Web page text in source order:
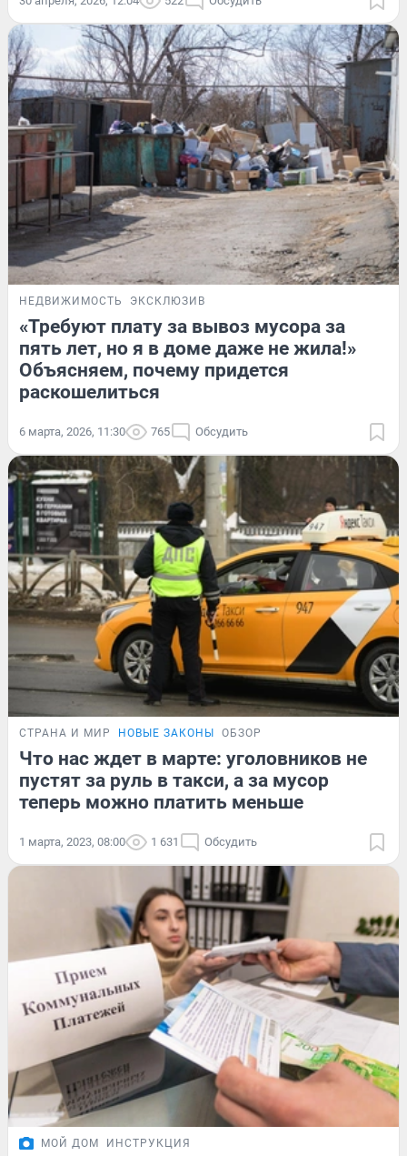
НЕДВИЖИМОСТЬ ЭКСКЛЮЗИВ
«Требуют плату за вывоз мусора за
пять лет, но я в доме даже не жила!»
Объясняем, почему придется
раскошелиться
6 марта, 2026, 11:30 765 Обсудить
СТРАНА И МИР НОВЫЕ ЗАКОНЫ ОБЗОР
Что нас ждет в марте: уголовников не
пустят за руль в такси, а за мусор
теперь можно платить меньше
1 марта, 2023, 08:00 1 631 Обсудить
МОЙ ДОМ ИНСТРУКЦИЯ